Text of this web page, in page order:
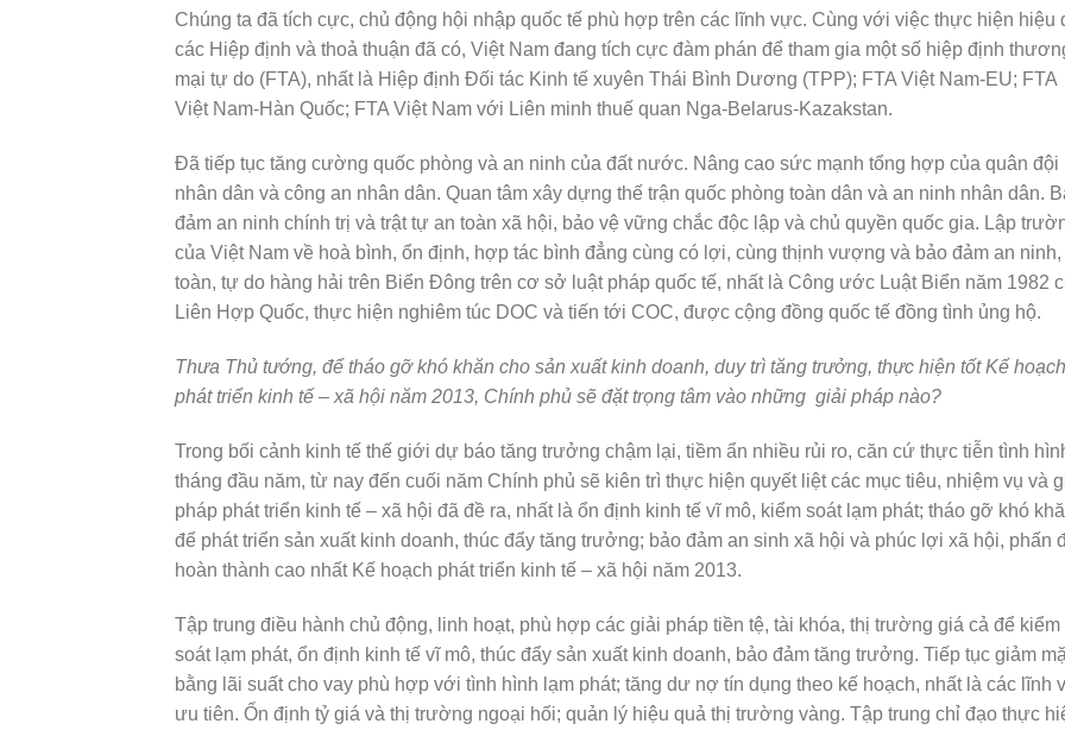
Chúng ta đã tích cực, chủ động hội nhập quốc tế phù hợp trên các lĩnh vực. Cùng với việc thực hiện hiệu
các Hiệp định và thoả thuận đã có, Việt Nam đang tích cực đàm phán để tham gia một số hiệp định
mại tự do (FTA), nhất là Hiệp định Đối tác Kinh tế xuyên Thái Bình Dương (TPP); FTA Việt Nam-EU; FTA
Việt Nam-Hàn Quốc; FTA Việt Nam với Liên minh thuế quan Nga-Belarus-Kazakstan.
Đã tiếp tục tăng cường quốc phòng và an ninh của đất nước. Nâng cao sức mạnh tổng hợp của quân đội
nhân dân và công an nhân dân. Quan tâm xây dựng thế trận quốc phòng toàn dân và an ninh nhân dân.
đảm an ninh chính trị và trật tự an toàn xã hội, bảo vệ vững chắc độc lập và chủ quyền quốc gia. Lập
của Việt Nam về hoà bình, ổn định, hợp tác bình đẳng cùng có lợi, cùng thịnh vượng và bảo đảm an ninh,
toàn, tự do hàng hải trên Biển Đông trên cơ sở luật pháp quốc tế, nhất là Công ước Luật Biển năm 1982
Liên Hợp Quốc, thực hiện nghiêm túc DOC và tiến tới COC, được cộng đồng quốc tế đồng tình ủng hộ.
Thưa Thủ tướng, để tháo gỡ khó khăn cho sản xuất kinh doanh, duy trì tăng trưởng, thực hiện tốt Kế hoạch
phát triển kinh tế – xã hội năm 2013, Chính phủ sẽ đặt trọng tâm vào những giải pháp nào?
Trong bối cảnh kinh tế thế giới dự báo tăng trưởng chậm lại, tiềm ẩn nhiều rủi ro, căn cứ thực tiễn tình
tháng đầu năm, từ nay đến cuối năm Chính phủ sẽ kiên trì thực hiện quyết liệt các mục tiêu, nhiệm vụ và
pháp phát triển kinh tế – xã hội đã đề ra, nhất là ổn định kinh tế vĩ mô, kiểm soát lạm phát; tháo gỡ khó
để phát triển sản xuất kinh doanh, thúc đẩy tăng trưởng; bảo đảm an sinh xã hội và phúc lợi xã hội, phấn
hoàn thành cao nhất Kế hoạch phát triển kinh tế – xã hội năm 2013.
Tập trung điều hành chủ động, linh hoạt, phù hợp các giải pháp tiền tệ, tài khóa, thị trường giá cả để kiểm
soát lạm phát, ổn định kinh tế vĩ mô, thúc đẩy sản xuất kinh doanh, bảo đảm tăng trưởng. Tiếp tục giảm
bằng lãi suất cho vay phù hợp với tình hình lạm phát; tăng dư nợ tín dụng theo kế hoạch, nhất là các lĩnh
ưu tiên. Ổn định tỷ giá và thị trường ngoại hối; quản lý hiệu quả thị trường vàng. Tập trung chỉ đạo thực